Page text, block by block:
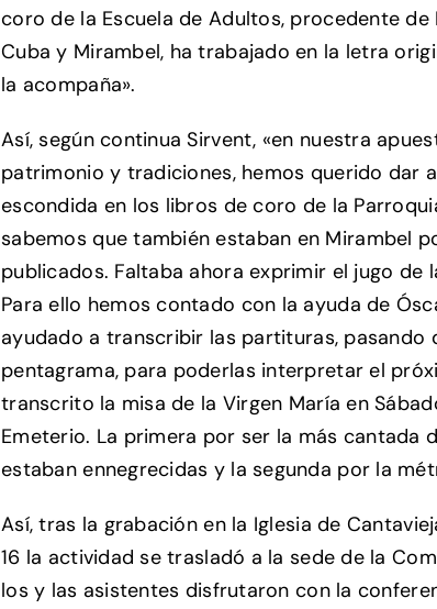
coro de la Escuela de Adultos, procedente de
Cuba y Mirambel, ha trabajado en la letra
la acompaña».
Así, según continua Sirvent, «en nuestra
patrimonio y tradiciones, hemos querido dar
escondida en los libros de coro de la
sabemos que también estaban en Mirambel
publicados. Faltaba ahora exprimir el jugo de
Para ello hemos contado con la ayuda de
ayudado a transcribir las partituras, pasando
pentagrama, para poderlas interpretar el
transcrito la misa de la Virgen María en
Emeterio. La primera por ser la más cantada
estaban ennegrecidas y la segunda por la
Así, tras la grabación en la Iglesia de
16 la actividad se trasladó a la sede de la
los y las asistentes disfrutaron con la